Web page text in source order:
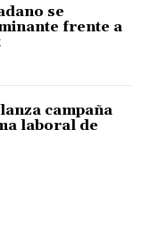
se
frente a
campaña
laboral de